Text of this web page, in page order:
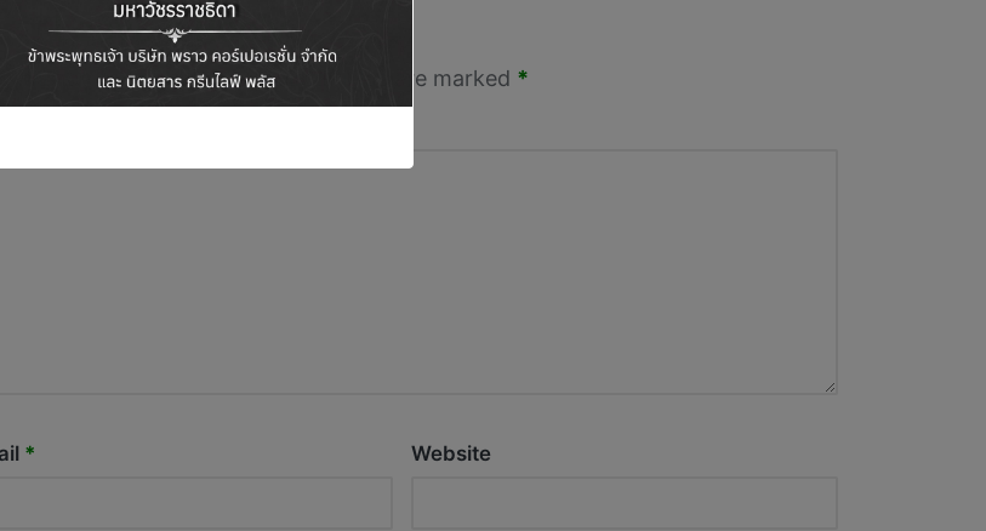
Leave a Reply
will not be published. Required fields are marked *
* Website